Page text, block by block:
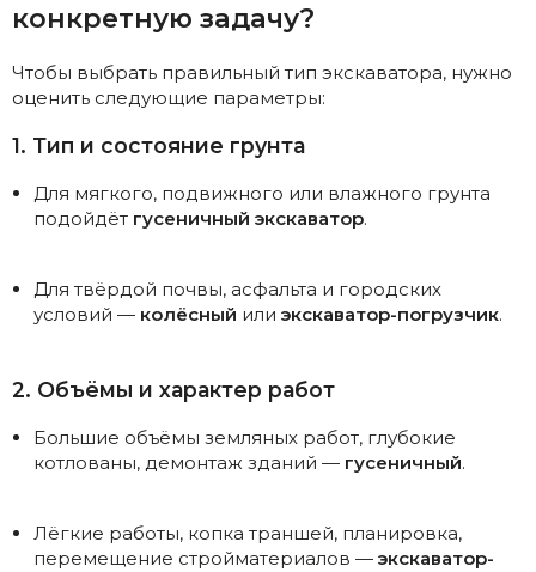
конкретную задачу?
Чтобы выбрать правильный тип экскаватора, нужно
оценить следующие параметры:
1. Тип и состояние грунта
Для мягкого, подвижного или влажного грунта
подойдёт гусеничный экскаватор.
Для твёрдой почвы, асфальта и городских
условий — колёсный или экскаватор-погрузчик.
2. Объёмы и характер работ
Большие объёмы земляных работ, глубокие
котлованы, демонтаж зданий — гусеничный.
Лёгкие работы, копка траншей, планировка,
перемещение стройматериалов — экскаватор-